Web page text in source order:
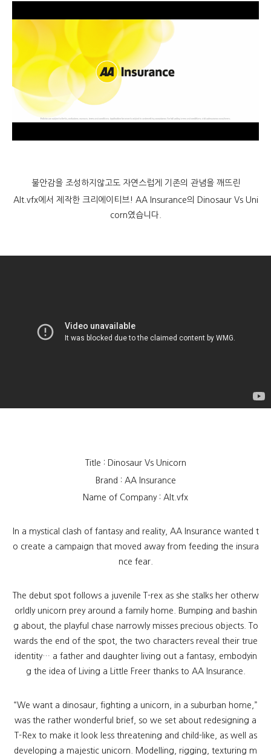
불안감을 조성하지않고도 자연스럽게 기존의 관념을 깨뜨린
Alt.vfx에서 제작한 크리에이티브! AA Insurance의 Dinosaur Vs Uni
corn였습니다.
Title : Dinosaur Vs Unicorn
Brand : AA Insurance
Name of Company : Alt.vfx
In a mystical clash of fantasy and reality, AA Insurance wanted t
o create a campaign that moved away from feeding the insura
nce fear.
The debut spot follows a juvenile T-rex as she stalks her otherw
orldly unicorn prey around a family home. Bumping and bashin
g about, the playful chase narrowly misses precious objects. To
wards the end of the spot, the two characters reveal their true
identity… a father and daughter living out a fantasy, embodyin
g the idea of Living a Little Freer thanks to AA Insurance.
“We want a dinosaur, fighting a unicorn, in a suburban home,”
was the rather wonderful brief, so we set about redesigning a
T-Rex to make it look less threatening and child-like, as well as
developing a majestic unicorn. Modelling, rigging, texturing m